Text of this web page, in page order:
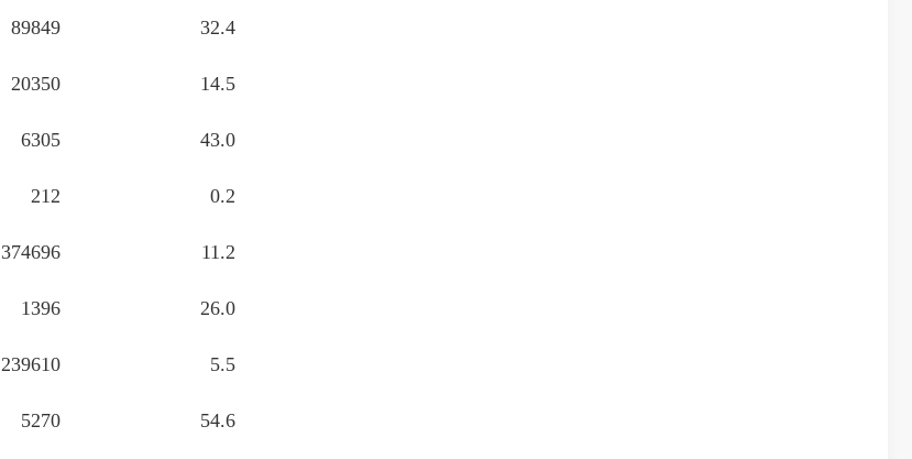
89849 32.4
20350 14.5
6305 43.0
212 0.2
374696 11.2
1396 26.0
239610 5.5
5270 54.6